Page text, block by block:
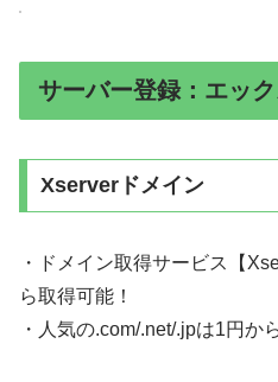
サーバー登録：エッ
Xserverドメイン
・ドメイン取得サービス【
ら取得可能！
・人気の.com/.net/.jpは1円か